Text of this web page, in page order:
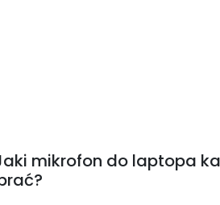
mikrofon do laptopa